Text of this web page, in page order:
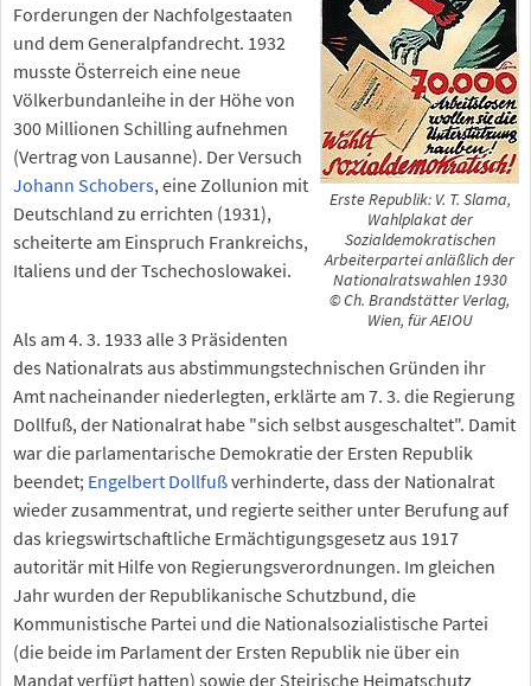
Erste Republik: V. T. Slama,
Wahlplakat der
Sozialdemokratischen
Arbeiterpartei anläßlich der
Nationalratswahlen 1930
© Ch. Brandstätter Verlag,
Wien, für AEIOU
Forderungen der Nachfolgestaaten
und dem Generalpfandrecht. 1932
musste Österreich eine neue
Völkerbundanleihe in der Höhe von
300 Millionen Schilling aufnehmen
(Vertrag von Lausanne). Der Versuch
Johann Schobers, eine Zollunion mit
Deutschland zu errichten (1931),
scheiterte am Einspruch Frankreichs,
Italiens und der Tschechoslowakei.
Als am 4. 3. 1933 alle 3 Präsidenten
des Nationalrats aus abstimmungstechnischen Gründen ihr
Amt nacheinander niederlegten, erklärte am 7. 3. die Regierung
Dollfuß, der Nationalrat habe "sich selbst ausgeschaltet". Damit
war die parlamentarische Demokratie der Ersten Republik
beendet; Engelbert Dollfußverhinderte, dass der Nationalrat
wieder zusammentrat, und regierte seither unter Berufung auf
das kriegswirtschaftliche Ermächtigungsgesetz aus 1917
autoritär mit Hilfe von Regierungsverordnungen. Im gleichen
Jahr wurden der Republikanische Schutzbund, die
Kommunistische Partei und die Nationalsozialistische Partei
(die beide im Parlament der Ersten Republik nie über ein
Mandat verfügt hatten) sowie der Steirische Heimatschutz